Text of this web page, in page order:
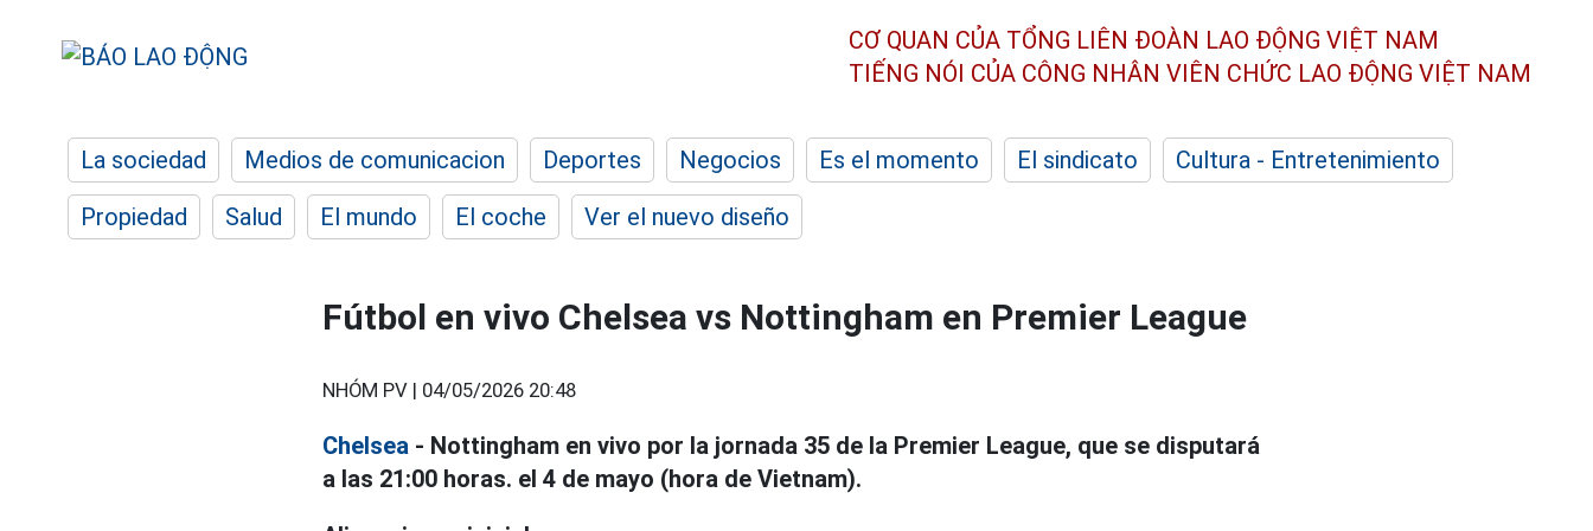
CƠ QUAN CỦA TỔNG LIÊN ĐOÀN LAO ĐỘNG VIỆT NAM
TIẾNG NÓI CỦA CÔNG NHÂN VIÊN CHỨC LAO ĐỘNG VIỆT NAM
La sociedad Medios de comunicacion Deportes Negocios Es el momento El sindicato
Cultura - Entretenimiento
Propiedad
Salud El mundo El coche Ver el nuevo diseño
Fútbol en vivo Chelsea vs Nottingham en Premier League
NHÓM PV | 04/05/2026 20:48
Chelsea - Nottingham en vivo por la jornada 35 de la Premier League, que se disputará
a las 21:00 horas. el 4 de mayo (hora de Vietnam).